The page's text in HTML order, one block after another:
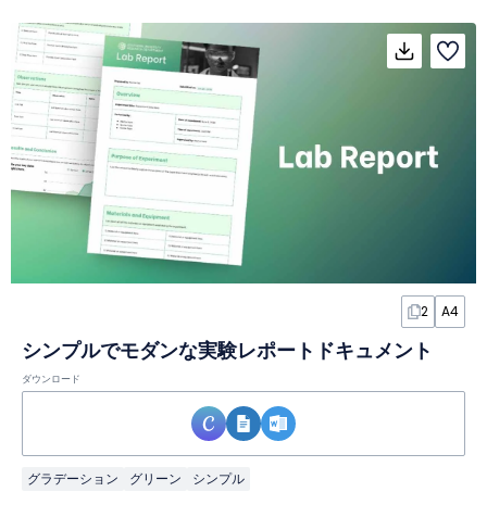
2 A4
シンプルでモダンな実験レポートドキュメント
ダウンロード
グラデーション グリーン シンプル